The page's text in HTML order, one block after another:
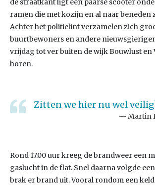
de straatkant ligt een paarse scooter
ramen die met kozijn en al naar beneden
Achter het politielint verzamelen zich
buurtbewoners en andere
vrijdag tot ver buiten de wijk Bouwlust en
horen.
Zitten we hier nu wel
Martin
Rond 17.00 uur kreeg de brandweer een
gaslucht in de flat. Snel daarna volgde
brak er brand uit. Vooral rondom een